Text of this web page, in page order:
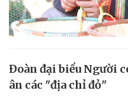
Đoàn đại biểu Người
ân các "địa chỉ đỏ"